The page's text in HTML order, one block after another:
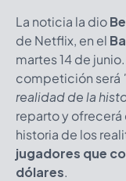
La noticia la dio
de Netflix, en el
martes 14 de
competición será
realidad de la
reparto y
historia de los
jugadores que
dólares.